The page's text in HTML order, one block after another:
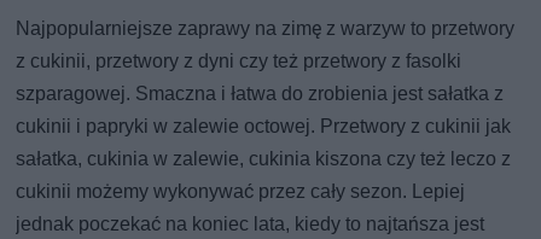
Najpopularniejsze zaprawy na zimę z warzyw to przetwory
z cukinii, przetwory z dyni czy też przetwory z fasolki
szparagowej. Smaczna i łatwa do zrobienia jest sałatka z
cukinii i papryki w zalewie octowej. Przetwory z cukinii jak
sałatka, cukinia w zalewie, cukinia kiszona czy też leczo z
cukinii możemy wykonywać przez cały sezon. Lepiej
jednak poczekać na koniec lata, kiedy to najtańsza jest